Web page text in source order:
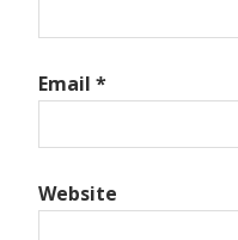
Email *
Website